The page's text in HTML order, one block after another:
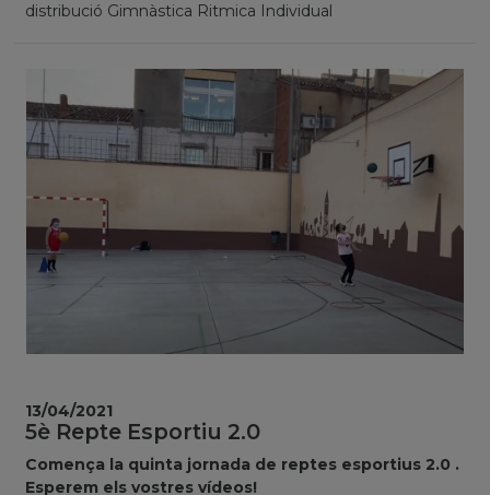
distribució Gimnàstica Ritmica Individual
5è Repte Esportiu 2.0
Comença la quinta jornada de reptes esportius 2.0 .
Esperem els vostres vídeos!
13/04/2021